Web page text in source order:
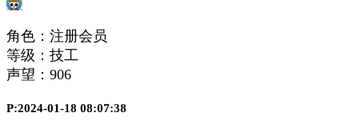
角色：注册会员
等级：技工
声望： 906
P:2024-01-18 08:07:38